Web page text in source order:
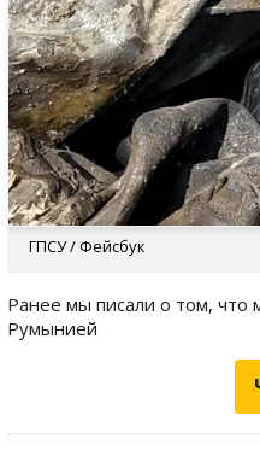
ГПСУ / Фейсбук
Ранее мы писали о том,
Румынией